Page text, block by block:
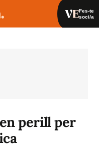
Fes-te
soci/a
perill per